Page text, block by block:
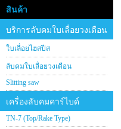
สินค้า
บริการลับคมใบเลื่อยวงเดือน
ใบเลื่อยไฮสปีส
ลับคมใบเลื่อยวงเดือน
Slitting saw
เครื่องลับคมคาร์ไบด์
TN-7 (Top/Rake Type)